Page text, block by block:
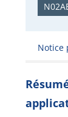
Notice